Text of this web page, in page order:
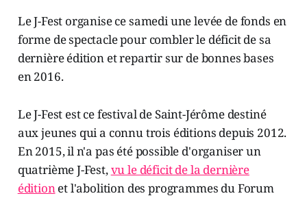
Le J-Fest organise ce samedi une levée de fonds en
forme de spectacle pour combler le déficit de sa
dernière édition et repartir sur de bonnes bases
en 2016.
Le J-Fest est ce festival de Saint-Jérôme destiné
aux jeunes qui a connu trois éditions depuis 2012.
En 2015, il n'a pas été possible d'organiser un
quatrième J-Fest,vu le déficit de la dernière
éditionet l'abolition des programmes du Forum